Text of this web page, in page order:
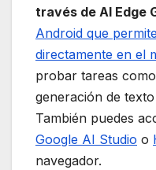
través de AI Edge
Android que
directamente en el
probar tareas
generación de
También puedes
Google AI Studio o
navegador.